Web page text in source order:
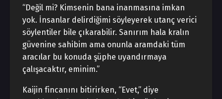
“Değil mi? Kimsenin bana inanmasına imkan
yok. İnsanlar delirdiğimi söyleyerek utanç verici
söylentiler bile çıkarabilir. Sanırım hala kralın
güvenine sahibim ama onunla aramdaki tüm
aracılar bu konuda şüphe uyandırmaya
çalışacaktır, eminim.”
Kaijin fincanını bitirirken, “Evet,” diye